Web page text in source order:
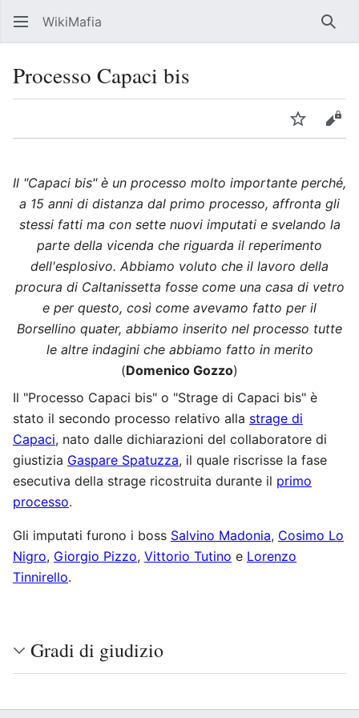
WikiMafia
Processo Capaci bis
Segui
Il "Capaci bis" è un processo molto importante perché,
a 15 anni di distanza dal primo processo, affronta gli
stessi fatti ma con sette nuovi imputati e svelando la
parte della vicenda che riguarda il reperimento
dell'esplosivo. Abbiamo voluto che il lavoro della
procura di Caltanissetta fosse come una casa di vetro
e per questo, così come avevamo fatto per il
Borsellino quater, abbiamo inserito nel processo tutte
le altre indagini che abbiamo fatto in merito
(Domenico Gozzo)
Il "Processo Capaci bis" o "Strage di Capaci bis" è
stato il secondo processo relativo alla strage di
Capaci, nato dalle dichiarazioni del collaboratore di
giustizia Gaspare Spatuzza, il quale riscrisse la fase
esecutiva della strage ricostruita durante il primo
processo.
Gli imputati furono i boss Salvino Madonia, Cosimo Lo
Nigro, Giorgio Pizzo, Vittorio Tutino e Lorenzo
Tinnirello.
Gradi di giudizio